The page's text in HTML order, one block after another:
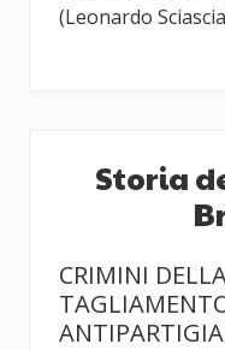
(Leonardo
Storia
CRIMINI